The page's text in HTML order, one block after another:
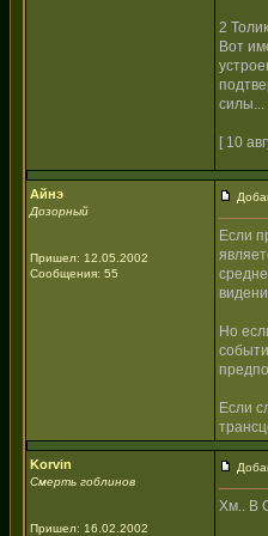
2 Толик
Вот
силы...
[ 10
Айнэ
Дозорный
Пришел: 12.05.2002
Сообщения: 55
Если
Но
Если
Korvin
Смерть гоблинов
Пришел: 16.02.2002
Хм.. В